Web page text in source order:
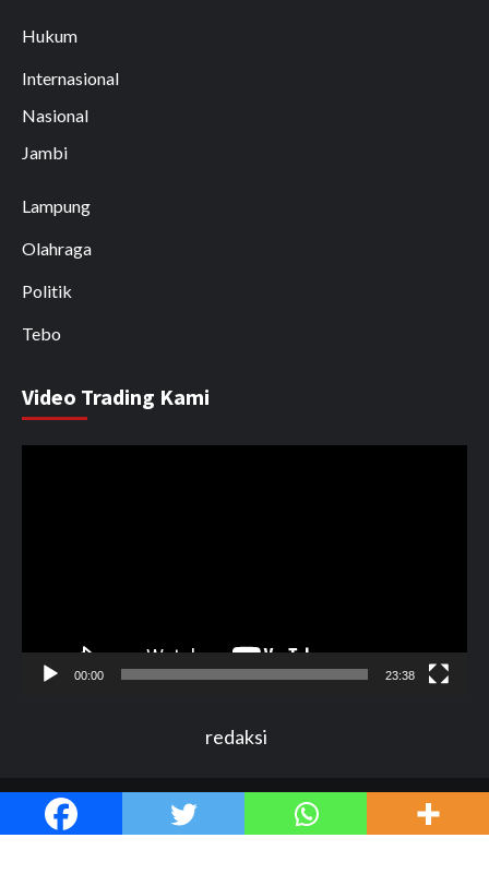
Hukum
Internasional
Nasional
Jambi
Lampung
Olahraga
Politik
Tebo
Video Trading Kami
00:00 23:38
redaksi
Copyright by ©Detexi.id 2017 All rights reserved.